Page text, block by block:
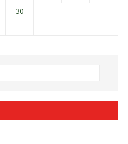
30